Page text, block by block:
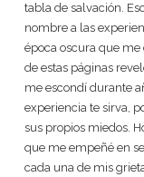
tabla de salvación.
nombre a las
época oscura que
de estas páginas
me escondí durante
experiencia te sirva,
sus propios miedos.
que me empeñé en
cada una de mis